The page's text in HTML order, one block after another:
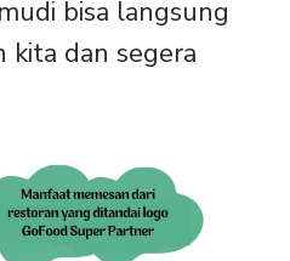
bisa langsung
kita dan segera